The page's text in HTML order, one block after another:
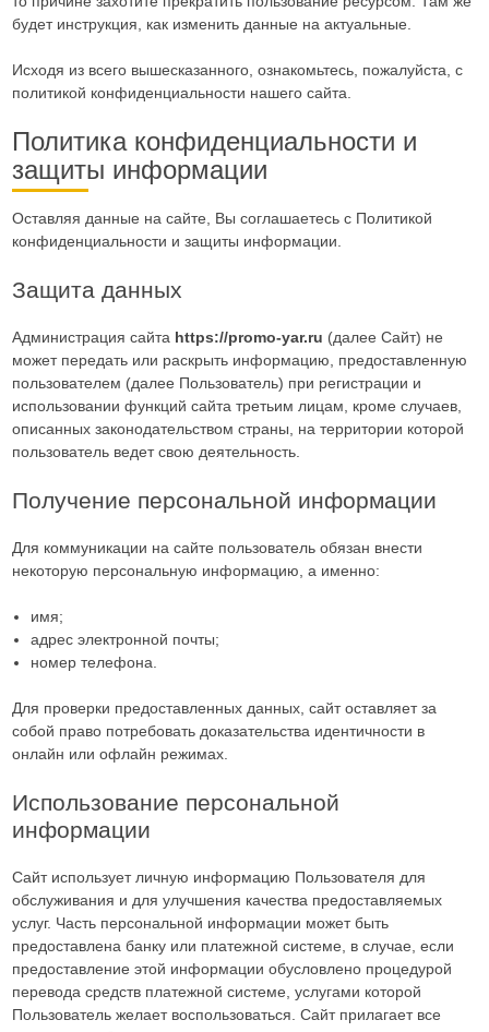
будет инструкция, как изменить данные на актуальные.
Исходя из всего вышесказанного, ознакомьтесь, пожалуйста, с
политикой конфиденциальности нашего сайта.
Политика конфиденциальности и
защиты информации
Оставляя данные на сайте, Вы соглашаетесь с Политикой
конфиденциальности и защиты информации.
Защита данных
Администрация сайта https://promo-yar.ru (далее Сайт) не
может передать или раскрыть информацию, предоставленную
пользователем (далее Пользователь) при регистрации и
использовании функций сайта третьим лицам, кроме случаев,
описанных законодательством страны, на территории которой
пользователь ведет свою деятельность.
Получение персональной информации
Для коммуникации на сайте пользователь обязан внести
некоторую персональную информацию, а именно:
имя;
адрес электронной почты;
номер телефона.
Для проверки предоставленных данных, сайт оставляет за
собой право потребовать доказательства идентичности в
онлайн или офлайн режимах.
Использование персональной
информации
Сайт использует личную информацию Пользователя для
обслуживания и для улучшения качества предоставляемых
услуг. Часть персональной информации может быть
предоставлена банку или платежной системе, в случае, если
предоставление этой информации обусловлено процедурой
перевода средств платежной системе, услугами которой
Пользователь желает воспользоваться. Сайт прилагает все